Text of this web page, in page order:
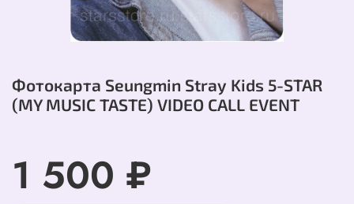
Фотокарта Seungmin Stray Kids 5-STAR
(MY MUSIC TASTE) VIDEO CALL EVENT
1 500 ₽